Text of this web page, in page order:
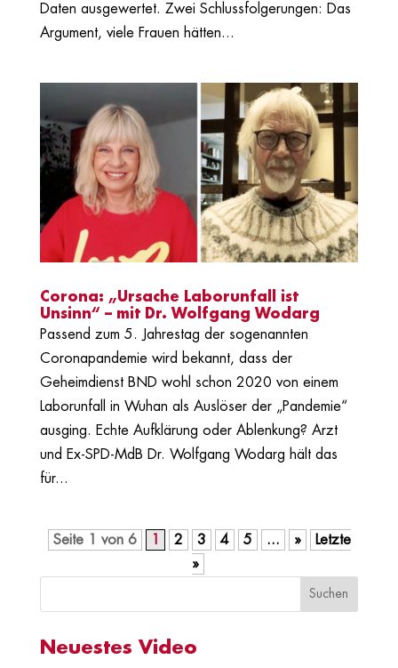
Daten ausgewertet. Zwei Schlussfolgerungen: Das
Argument, viele Frauen hätten...
Corona: „Ursache Laborunfall ist
Unsinn“ – mit Dr. Wolfgang Wodarg
Passend zum 5. Jahrestag der sogenannten
Coronapandemie wird bekannt, dass der
Geheimdienst BND wohl schon 2020 von einem
Laborunfall in Wuhan als Auslöser der „Pandemie“
ausging. Echte Aufklärung oder Ablenkung? Arzt
und Ex-SPD-MdB Dr. Wolfgang Wodarg hält das
für...
Seite 1 von 6 1 2 3 4 5 ... »
Letzte
»
Neuestes Video